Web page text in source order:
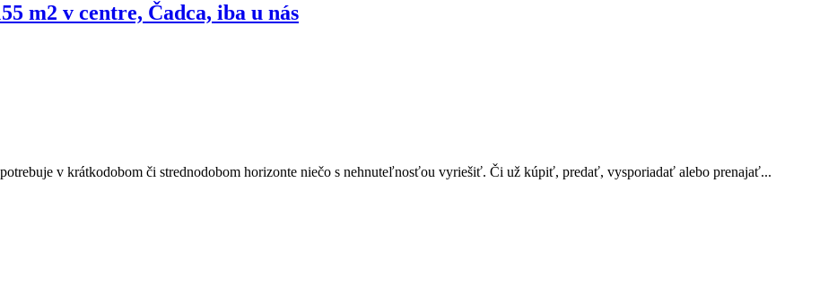
m2 v centre, Čadca, iba u nás
v krátkodobom či strednodobom horizonte niečo s nehnuteľnosťou vyriešiť. Či už kúpiť, predať, vysporiadať alebo prenajať...